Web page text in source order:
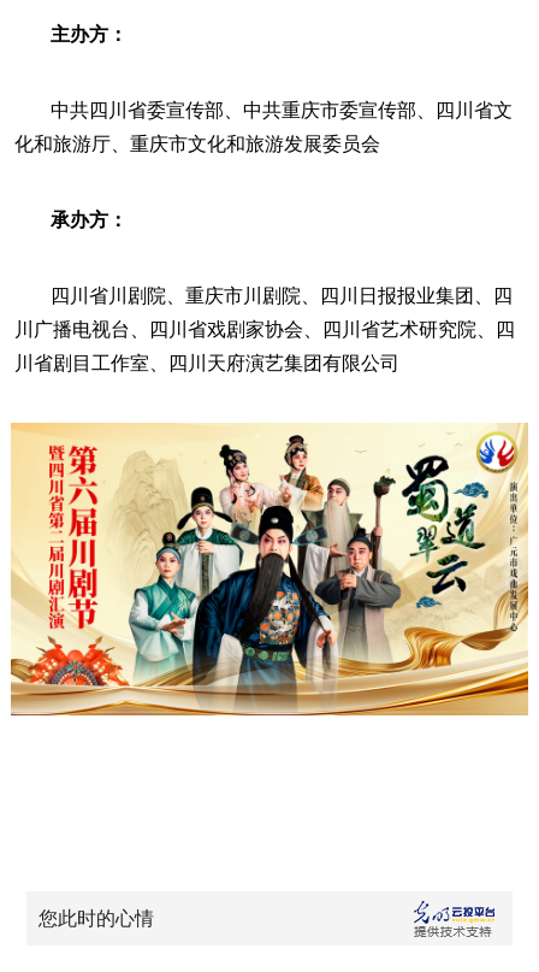
主办方：
中共四川省委宣传部、中共重庆市委宣传部、四川省文
化和旅游厅、重庆市文化和旅游发展委员会
承办方：
四川省川剧院、重庆市川剧院、四川日报报业集团、四
川广播电视台、四川省戏剧家协会、四川省艺术研究院、四
川省剧目工作室、四川天府演艺集团有限公司
您此时的心情